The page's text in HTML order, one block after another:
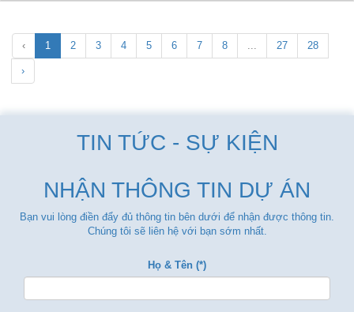
‹ 1 2 3 4 5 6 7 8 ... 27 28
›
TIN TỨC - SỰ KIỆN
NHẬN THÔNG TIN DỰ ÁN
Bạn vui lòng điền đẩy đủ thông tin bên dưới để nhận được thông tin.
Chúng tôi sẽ liên hệ với bạn sớm nhất.
Họ & Tên (*)